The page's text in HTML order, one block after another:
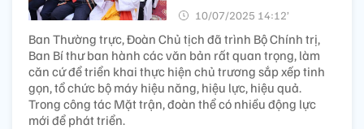
10/07/2025 14:12’
Ban Thường trực, Đoàn Chủ tịch đã trình Bộ Chính trị,
Ban Bí thư ban hành các văn bản rất quan trọng, làm
căn cứ để triển khai thực hiện chủ trương sắp xếp tinh
gọn, tổ chức bộ máy hiệu năng, hiệu lực, hiệu quả.
Trong công tác Mặt trận, đoàn thể có nhiều động lực
mới để phát triển.